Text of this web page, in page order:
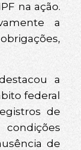
na ação.
a
a
federal
de
de